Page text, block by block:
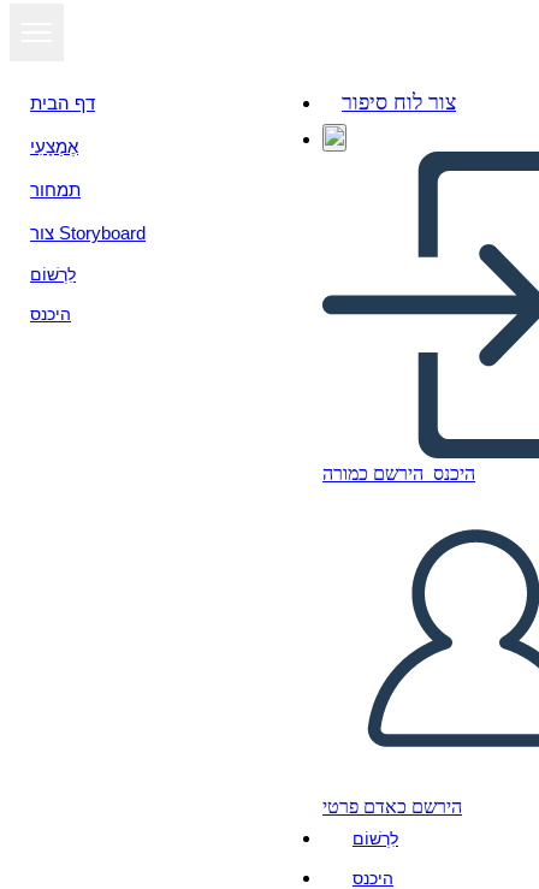
דף הבית
אֶמְצָעִי
תמחור
צור Storyboard
לִרְשׁוֹם
היכנס
צור לוח סיפור
היכנס הירשם כמורה
הירשם כאדם פרטי
לִרְשׁוֹם
היכנס
Arkusz Kalendarium Tęcza